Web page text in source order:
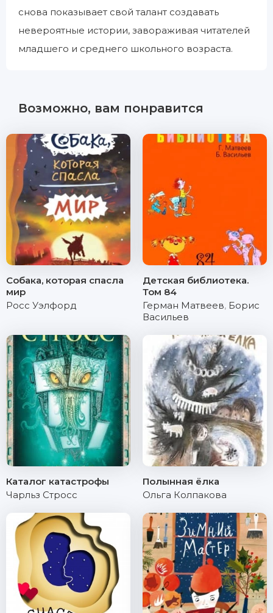
снова показывает свой талант создавать
невероятные истории, завораживая читателей
младшего и среднего школьного возраста.
Возможно, вам понравится
Собака, которая спасла
мир
Росс Уэлфорд
Детская библиотека.
Том 84
Герман Матвеев, Борис
Васильев
Каталог катастрофы
Чарльз Стросс
Полынная ёлка
Ольга Колпакова